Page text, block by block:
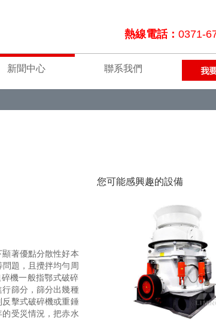
熱線電話： 0371-
新聞中心 聯系我們
著優點分散性好本
題，且攪拌均勻周
機一般指鄂式破碎
篩分，篩分出幾種
擊式破碎機或重錘
受災情況，把赤水
您可能感興趣的設備